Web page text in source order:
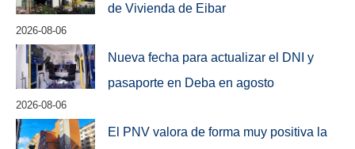
de Vivienda de Eibar
2026-08-06
Nueva fecha para actualizar el DNI y
pasaporte en Deba en agosto
2026-08-06
El PNV valora de forma muy positiva la